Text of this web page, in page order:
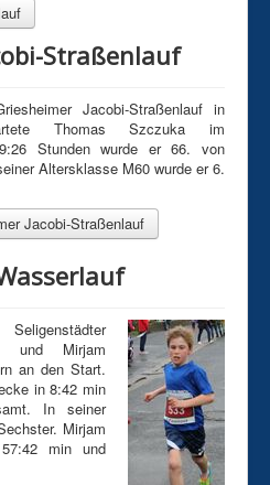
Straßenlauf
Jacobi-Straßenlauf in
Thomas Szczuka im
Stunden wurde er 66. von
Altersklasse M60 wurde er 6.
Jacobi-Straßenlauf
und Mirjam
an den Start.
in 8:42 min
In seiner
Mirjam
min und